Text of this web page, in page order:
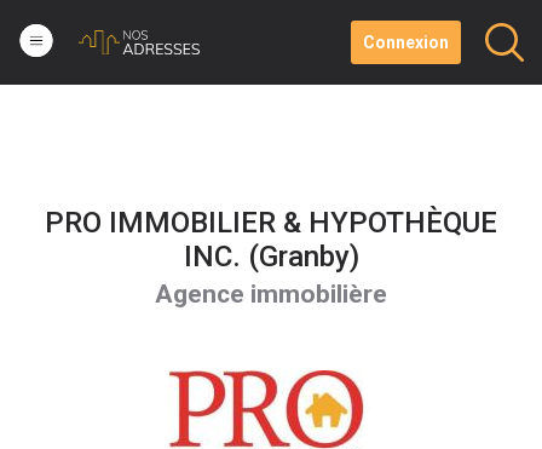
Connexion
PRO IMMOBILIER & HYPOTHÈQUE
INC. (Granby)
Agence immobilière